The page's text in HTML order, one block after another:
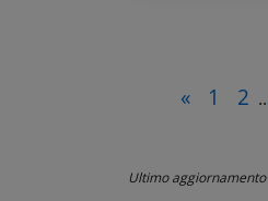
« 1 2 ..
Ultimo aggiornamento